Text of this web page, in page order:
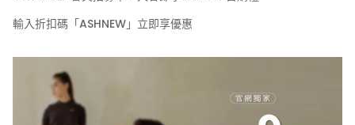
輸入折扣碼「ASHNEW」立即享優惠